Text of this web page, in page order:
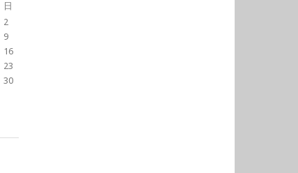
日
2
9
16
23
30